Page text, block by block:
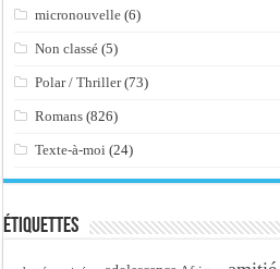
micronouvelle (6)
Non classé (5)
Polar / Thriller(73)
Romans (826)
Texte-à-moi (24)
Étiquettes